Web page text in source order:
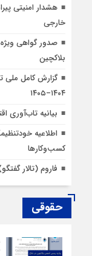
هشدار امنیتی
خارجی
صدور گواهی
بلاکچین
گزارش کامل ملی
۱۴۰۴–۱۴۰۵
بیانیه تاب‌آوری
اطلاعیه
کسب‌وکارها
فاروم (تالار
حقوقی